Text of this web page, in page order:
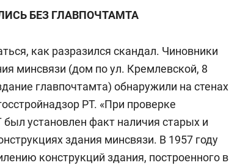
БЕЗ ГЛАВПОЧТАМТА
как разразился скандал. Чиновники
минсвязи (дом по ул. Кремлевской, 8
главпочтамта) обнаружили на стенах
РТ. «При проверке
установлен факт наличия старых и
здания минсвязи. В 1957 году
конструкций здания, построенного в